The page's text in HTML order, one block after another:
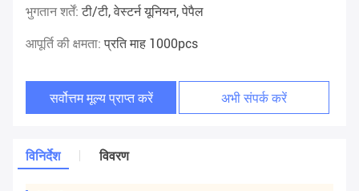
भुगतान शर्तें:टी/टी, वेस्टर्न यूनियन, पेपैल
आपूर्ति की क्षमता:प्रति माह 1000pcs
सर्वोत्तम मूल्य प्राप्त करें अभी संपर्क करें
विनिर्देश विवरण